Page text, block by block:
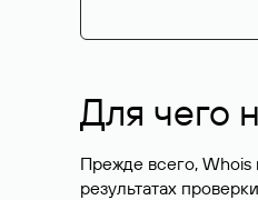
Для чего
Прежде всего,
результатах